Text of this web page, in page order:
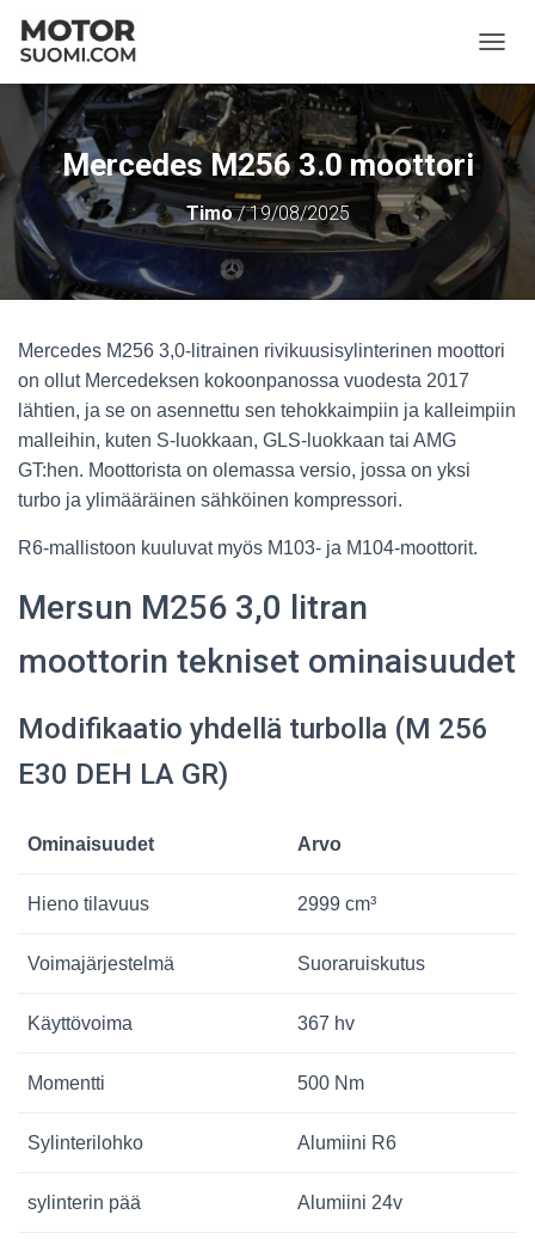
Mercedes M256 3.0 moottori
Timo/19/08/2025
Mercedes M256 3,0-litrainen rivikuusisylinterinen moottori
on ollut Mercedeksen kokoonpanossa vuodesta 2017
lähtien, ja se on asennettu sen tehokkaimpiin ja kalleimpiin
malleihin, kuten S-luokkaan, GLS-luokkaan tai AMG
GT:hen. Moottorista on olemassa versio, jossa on yksi
turbo ja ylimääräinen sähköinen kompressori.
R6-mallistoon kuuluvat myös M103- ja M104-moottorit.
Mersun M256 3,0 litran
moottorin tekniset ominaisuudet
Modifikaatio yhdellä turbolla (M 256
E30 DEH LA GR)
Ominaisuudet Arvo
Hieno tilavuus 2999 cm³
Voimajärjestelmä Suoraruiskutus
Käyttövoima 367 hv
Momentti 500 Nm
Sylinterilohko Alumiini R6
sylinterin pää Alumiini 24v